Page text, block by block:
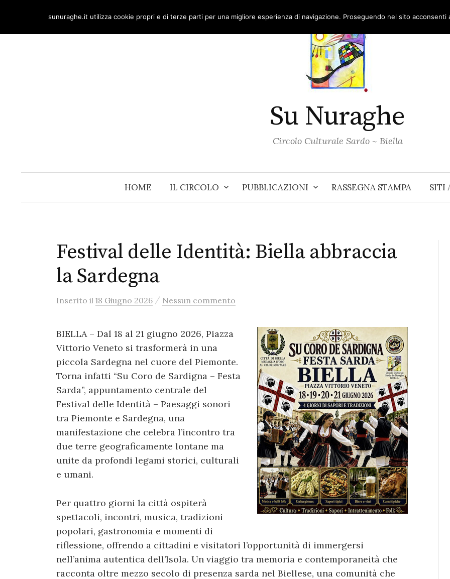
content
Su Nuraghe
Circolo Culturale Sardo ~ Biella
HOME IL CIRCOLO PUBBLICAZIONI RASSEGNA STAMPA SITI
Festival delle Identità: Biella abbraccia
la Sardegna
Inserito il 18 Giugno 2026 / Nessun commento
BIELLA – Dal 18 al 21 giugno 2026, Piazza
Vittorio Veneto si trasformerà in una
piccola Sardegna nel cuore del Piemonte.
Torna infatti “Su Coro de Sardigna – Festa
Sarda”, appuntamento centrale del
Festival delle Identità – Paesaggi sonori
tra Piemonte e Sardegna, una
manifestazione che celebra l’incontro tra
due terre geograficamente lontane ma
unite da profondi legami storici, culturali
e umani.
Per quattro giorni la città ospiterà
spettacoli, incontri, musica, tradizioni
popolari, gastronomia e momenti di
riflessione, offrendo a cittadini e visitatori l’opportunità di immergersi
nell’anima autentica dell’Isola. Un viaggio tra memoria e contemporaneità che
racconta oltre mezzo secolo di presenza sarda nel Biellese, una comunità che
sunuraghe.it utilizza cookie propri e di terze parti per una migliore esperienza di navigazione. Proseguendo nel sito acconsenti